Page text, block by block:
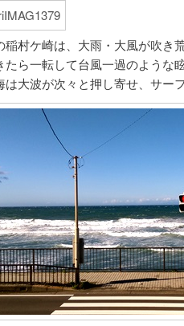
稲村ケ崎は、大雨・大風が吹き
たら一転して台風一過のような
は大波が次々と押し寄せ、サー